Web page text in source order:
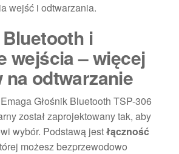
wejść i odtwarzania.
i
wejścia – więcej
odtwarzanie
Głośnik Bluetooth TSP-306
został zaprojektowany tak, aby
wybór. Podstawą jestłączność
możesz bezprzewodowo